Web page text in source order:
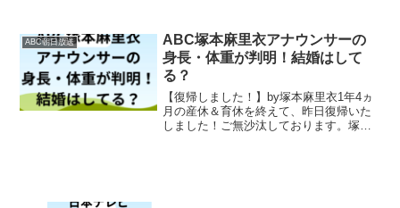
す✨#朝も早よから桂紗綾です#朝も早よ
から#ABCラジオ ...
ABC朝日放送
ABC塚本麻里衣アナウンサーの
身長・体重が判明！結婚はして
る？
【復帰しました！】by塚本麻里衣1年4ヵ
月の産休＆育休を終えて、昨日復帰いた
しました！ご無沙汰しております。塚本